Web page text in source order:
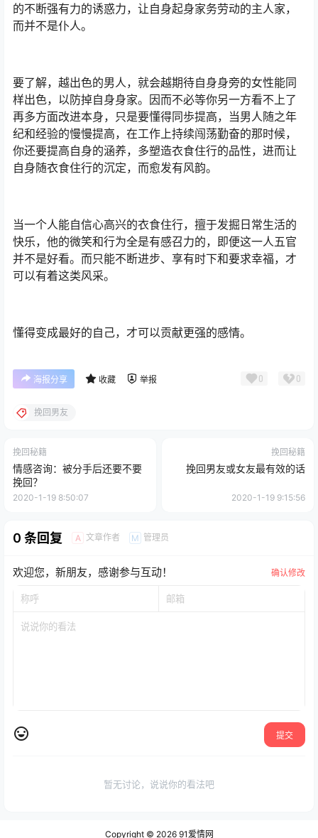
的不断强有力的诱惑力，让自身起身家务劳动的主人家，
而并不是仆人。
要了解，越出色的男人，就会越期待自身身旁的女性能同
样出色，以防掉自身身家。因而不必等你另一方看不上了
再多方面改进本身，只是要懂得同歩提高，当男人随之年
纪和经验的慢慢提高，在工作上持续闯荡勤奋的那时候，
你还要提高自身的涵养，多塑造衣食住行的品性，进而让
自身随衣食住行的沉定，而愈发有风韵。
当一个人能自信心高兴的衣食住行，擅于发掘日常生活的
快乐，他的微笑和行为全是有感召力的，即便这一人五官
并不是好看。而只能不断进步、享有时下和要求幸福，才
可以有着这类风采。
懂得变成最好的自己，才可以贡献更强的感情。
海报分享 收藏 举报 0 0
挽回男友
挽回秘籍
情感咨询：被分手后还要不要
挽回？
2020-1-19 8:50:07
挽回秘籍
挽回男友或女友最有效的话
2020-1-19 9:15:56
0 条回复 A 文章作者 M 管理员
欢迎您，新朋友，感谢参与互动！ 确认修改
提交
暂无讨论，说说你的看法吧
Copyright © 202691爱情网